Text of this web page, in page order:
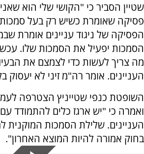
שטיין הסביר כי "הקושי שלי הוא
פסיקה שאומרת כשיש רק בעל
הפסיקה של ניגוד עניינים אומרת
הסמכות יפעיל את הסמכות שלו.
מה צריך לעשות כדי לצמצם את
העניינים. אומר רה"מ זיני לא יעסוק
השופטת כנפי שטייניץ הצטרפה
ואמרה כי "יש ארגז כלים להתמודד עם
העניינים. שלילת הסמכות
בחוק אמורה להיות המוצא האחרון".